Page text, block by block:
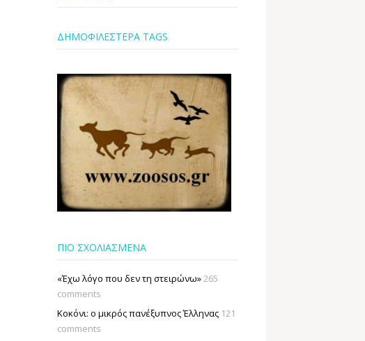
ΔΗΜΟΦΙΛΕΣΤΕΡΑ TAGS
ΠΙΟ ΣΧΟΛΙΑΣΜΕΝΑ
«Έχω λόγο που δεν τη στειρώνω»265
comments
Κοκόνι: ο μικρός πανέξυπνος Έλληνας 121
comments